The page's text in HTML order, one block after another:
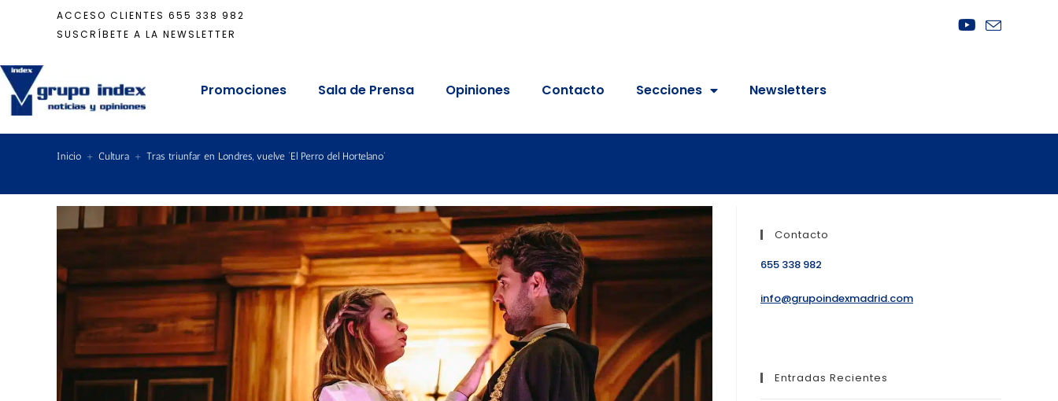
ACCESO CLIENTES 655 338 982
SUSCRÍBETE A LA NEWSLETTER
Promociones Sala de Prensa Opiniones Contacto Secciones Newsletters
Inicio + Cultura + Tras triunfar en Londres, vuelve ‘El Perro del Hortelano’
Contacto
655 338 982
info@grupoindexmadrid.com
Entradas Recientes